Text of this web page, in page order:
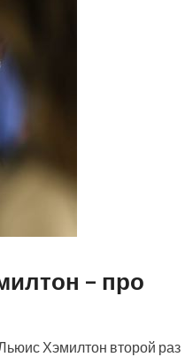
– про
Хэмилтон второй раз